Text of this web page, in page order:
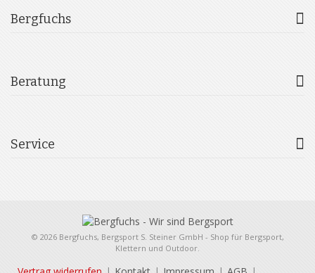
Bergfuchs
Beratung
Service
© 2026 Bergfuchs, Bergsport S. Steiner GmbH - Shop für Bergsport,
Klettern und Outdoor.